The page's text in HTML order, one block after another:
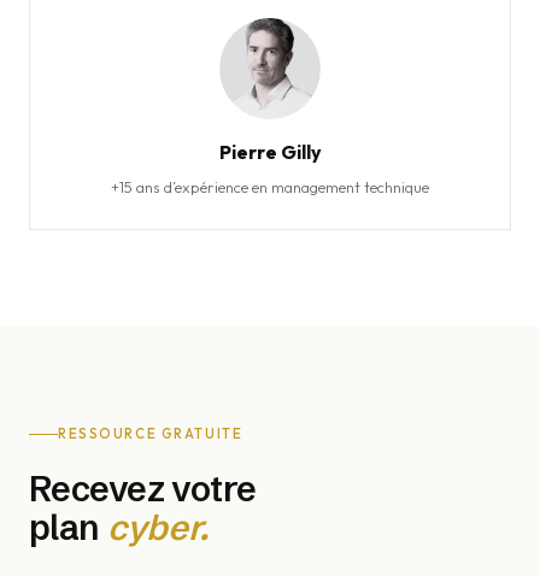
Pierre Gilly
+15 ans d’expérience en management technique
RESSOURCE GRATUITE
Recevez votre
plan cyber.